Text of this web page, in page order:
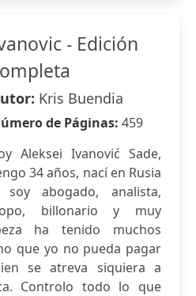
- Edición
Kris Buendia
de Páginas: 459
Aleksei Ivanović Sade,
34 años, nací en Rusia
abogado, analista,
billonario y muy
ha tenido muchos
que yo no pueda pagar
se atreva siquiera a
Controlo todo lo que